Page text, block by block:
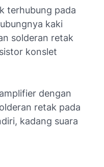
terhubung pada
kaki
solderan retak
konslet
dengan
retak pada
kadang suara